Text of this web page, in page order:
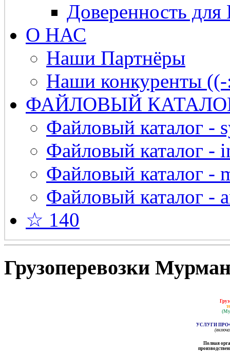
Доверенность
О НАС
Наши Партнёры
Наши конкуренты
ФАЙЛОВЫЙ
Файловый каталог -
Файловый каталог -
Файловый каталог -
Файловый каталог -
☆ 140
Грузоперевозки
УСЛУГИ
Полная